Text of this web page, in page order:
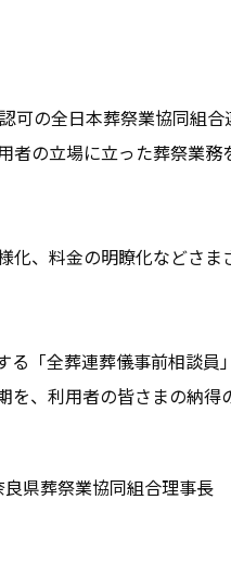
可の全日本葬祭業協同組合
者の立場に立った葬祭業務
化、料金の明瞭化などさま
る「全葬連葬儀事前相談員
を、利用者の皆さまの納得
良県葬祭業協同組合理事長